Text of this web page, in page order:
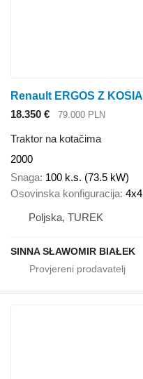
18.350 € 79.000 PLN
Traktor na kotačima
2000
Snaga 100 k.s. (73.5 kW)
Osovinska konfiguracija 4x4
Poljska, TUREK
SINNA SŁAWOMIR BIAŁEK